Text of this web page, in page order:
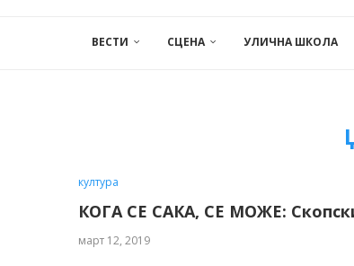
ВЕСТИ СЦЕНА УЛИЧНА ШКОЛА
култура
КОГА СЕ САКА, СЕ МОЖЕ:
март 12, 2019